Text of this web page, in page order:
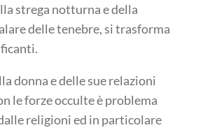
strega notturna e della
delle tenebre, si trasforma
donna e delle sue relazioni
le forze occulte è problema
religioni ed in particolare